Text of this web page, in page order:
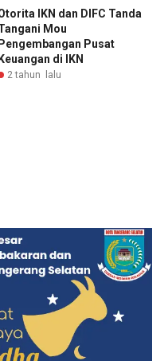
IKN dan DIFC Tanda
Mou
Pengembangan Pusat
Keuangan di IKN
2 tahun lalu